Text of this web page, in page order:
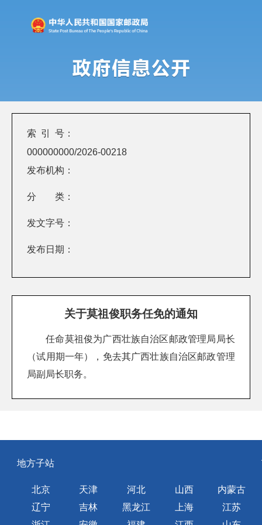
索 引 号：
000000000/2026-00218
发布机构：
分 类：
发文字号：
发布日期：
关于莫祖俊职务任免的通知
任命莫祖俊为广西壮族自治区邮政管理局局长
（试用期一年），免去其广西壮族自治区邮政管理
局副局长职务。
地方子站
北京 天津 河北 山西
内蒙古
辽宁
吉林 黑龙江 上海
江苏